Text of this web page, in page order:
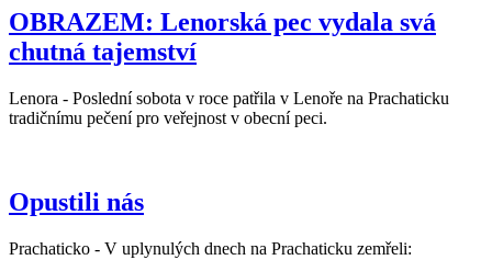
OBRAZEM: Lenorská pec vydala svá
chutná tajemství
Lenora - Poslední sobota v roce patřila v Lenoře na Prachaticku
tradičnímu pečení pro veřejnost v obecní peci.
Opustili nás
Prachaticko - V uplynulých dnech na Prachaticku zemřeli: